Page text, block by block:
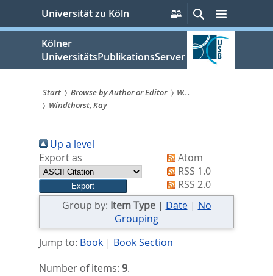
springen
Universität zu Köln
Persönliche
Services
SucheMenü
Kölner
UniversitätsPublikationsServer
Sie
sind
hier:
Start Browse by Author or Editor
W...
Windthorst, Kay
Up a level
Export as
Atom
RSS 1.0
RSS 2.0
Group by: Item Type| Date| No
Grouping
Jump to: Book| Book Section
Number of items: 9.